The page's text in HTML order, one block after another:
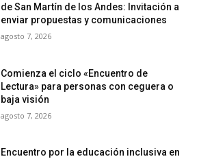
de San Martín de los Andes: Invitación a
enviar propuestas y comunicaciones
agosto 7, 2026
Comienza el ciclo «Encuentro de
Lectura» para personas con ceguera o
baja visión
agosto 7, 2026
Encuentro por la educación inclusiva en